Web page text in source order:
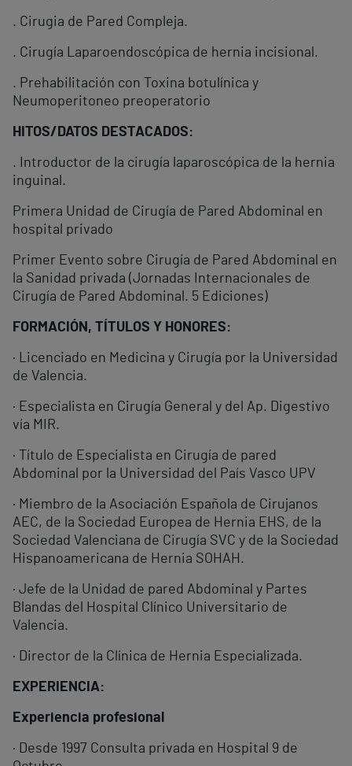
. Cirugia de Pared Compleja.
. Cirugía Laparoendoscópica de hernia incisional.
. Prehabilitación con Toxina botulínica y
Neumoperitoneo preoperatorio
HITOS/DATOS DESTACADOS:
. Introductor de la cirugía laparoscópica de la hernia
inguinal.
Primera Unidad de Cirugía de Pared Abdominal en
hospital privado
Primer Evento sobre Cirugía de Pared Abdominal en
la Sanidad privada (Jornadas Internacionales de
Cirugía de Pared Abdominal. 5 Ediciones)
FORMACIÓN, TÍTULOS Y HONORES:
· Licenciado en Medicina y Cirugía por la Universidad
de Valencia.
· Especialista en Cirugía General y del Ap. Digestivo
vía MIR.
· Título de Especialista en Cirugía de pared
Abdominal por la Universidad del País Vasco UPV
· Miembro de la Asociación Española de Cirujanos
AEC, de la Sociedad Europea de Hernia EHS, de la
Sociedad Valenciana de Cirugía SVC y de la Sociedad
Hispanoamericana de Hernia SOHAH.
· Jefe de la Unidad de pared Abdominal y Partes
Blandas del Hospital Clínico Universitario de
Valencia.
· Director de la Clínica de Hernia Especializada.
EXPERIENCIA:
Experiencia profesional
· Desde 1997 Consulta privada en Hospital 9 de